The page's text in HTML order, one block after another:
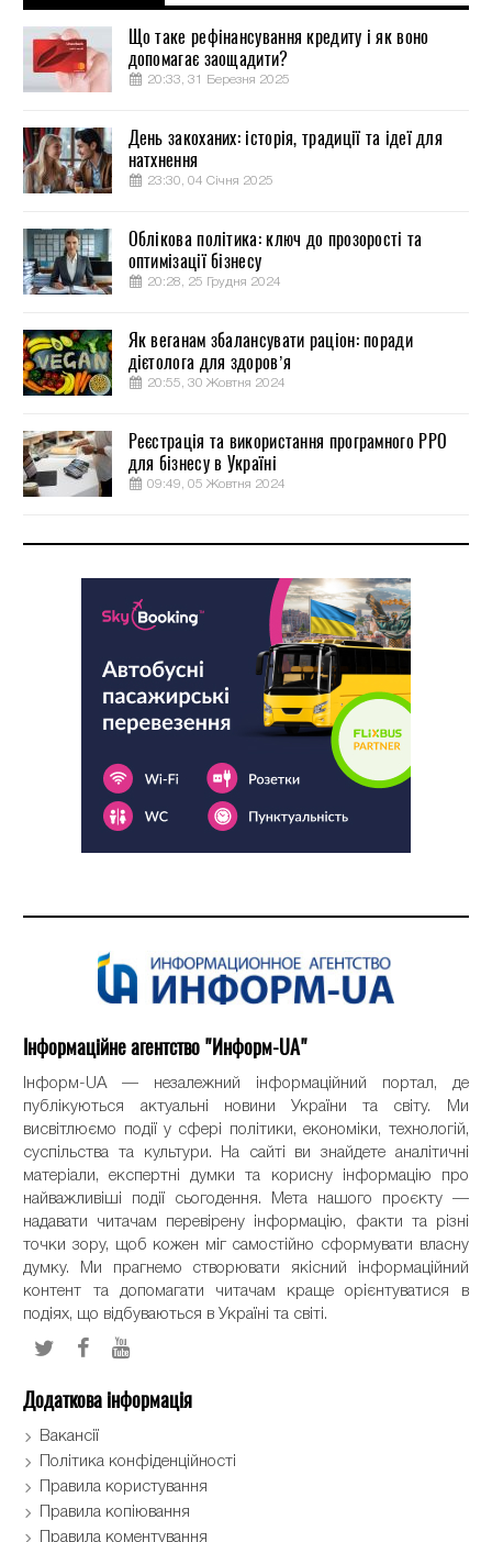
Що таке рефінансування кредиту і як воно
допомагає заощадити?
20:33, 31 Березня 2025
День закоханих: історія, традиції та ідеї для
натхнення
23:30, 04 Січня 2025
Облікова політика: ключ до прозорості та
оптимізації бізнесу
20:28, 25 Грудня 2024
Як веганам збалансувати раціон: поради
дієтолога для здоров’я
20:55, 30 Жовтня 2024
Реєстрація та використання програмного РРО
для бізнесу в Україні
09:49, 05 Жовтня 2024
Інформаційне агентство "Информ-UA"
Інформ-UA — незалежний інформаційний портал, де
публікуються актуальні новини України та світу. Ми
висвітлюємо події у сфері політики, економіки, технологій,
суспільства та культури. На сайті ви знайдете аналітичні
матеріали, експертні думки та корисну інформацію про
найважливіші події сьогодення. Мета нашого проєкту —
надавати читачам перевірену інформацію, факти та різні
точки зору, щоб кожен міг самостійно сформувати власну
думку. Ми прагнемо створювати якісний інформаційний
контент та допомагати читачам краще орієнтуватися в
подіях, що відбуваються в Україні та світі.
Додаткова інформація
Вакансії
Політика конфіденційності
Правила користування
Правила копіювання
Правила коментування